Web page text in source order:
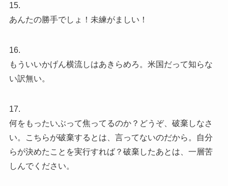
15.
あんたの勝手でしょ！未練がましい！
16.
もういいかげん横流しはあきらめろ。米国だって知らな
い訳無い。
17.
何をもったいぶって焦ってるのか？どうぞ、破棄しなさ
い。こちらが破棄するとは、言ってないのだから。自分
らが決めたことを実行すれば？破棄したあとは、一層苦
しんでください。